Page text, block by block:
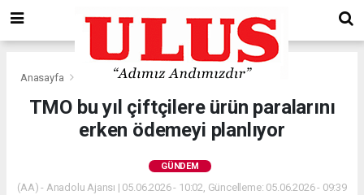
Anasayfa Gündem
TMO bu yıl çiftçilere ürün paralarını
erken ödemeyi planlıyor
GÜNDEM
(AA) - Anadolu Ajansı | 05.06.2026 - 10:02, Güncelleme: 05.06.2026 - 09:39